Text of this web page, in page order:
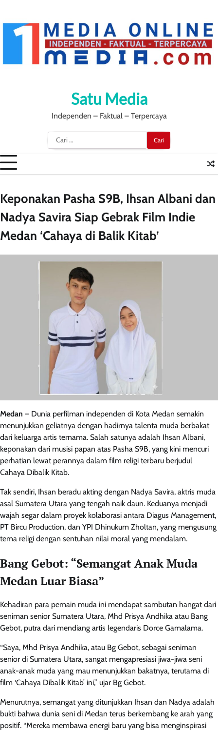
content
Satu Media
Independen – Faktual – Terpercaya
Cari
untuk:
Keponakan Pasha S9B, Ihsan Albani dan
Nadya Savira Siap Gebrak Film Indie
Medan ‘Cahaya di Balik Kitab’
Medan – Dunia perfilman independen di Kota Medan semakin
menunjukkan geliatnya dengan hadirnya talenta muda berbakat
dari keluarga artis ternama. Salah satunya adalah Ihsan Albani,
keponakan dari musisi papan atas Pasha S9B, yang kini mencuri
perhatian lewat perannya dalam film religi terbaru berjudul
Cahaya Dibalik Kitab.
Tak sendiri, Ihsan beradu akting dengan Nadya Savira, aktris muda
asal Sumatera Utara yang tengah naik daun. Keduanya menjadi
wajah segar dalam proyek kolaborasi antara Diagus Management,
PT Bircu Production, dan YPI Dhinukum Zholtan, yang mengusung
tema religi dengan sentuhan nilai moral yang mendalam.
Bang Gebot: “Semangat Anak Muda
Medan Luar Biasa”
Kehadiran para pemain muda ini mendapat sambutan hangat dari
seniman senior Sumatera Utara, Mhd Prisya Andhika atau Bang
Gebot, putra dari mendiang artis legendaris Dorce Gamalama.
“Saya, Mhd Prisya Andhika, atau Bg Gebot, sebagai seniman
senior di Sumatera Utara, sangat mengapresiasi jiwa-jiwa seni
anak-anak muda yang mau menunjukkan bakatnya, terutama di
film ‘Cahaya Dibalik Kitab’ ini,” ujar Bg Gebot.
Menurutnya, semangat yang ditunjukkan Ihsan dan Nadya adalah
bukti bahwa dunia seni di Medan terus berkembang ke arah yang
positif. “Mereka membawa energi baru yang bisa menginspirasi